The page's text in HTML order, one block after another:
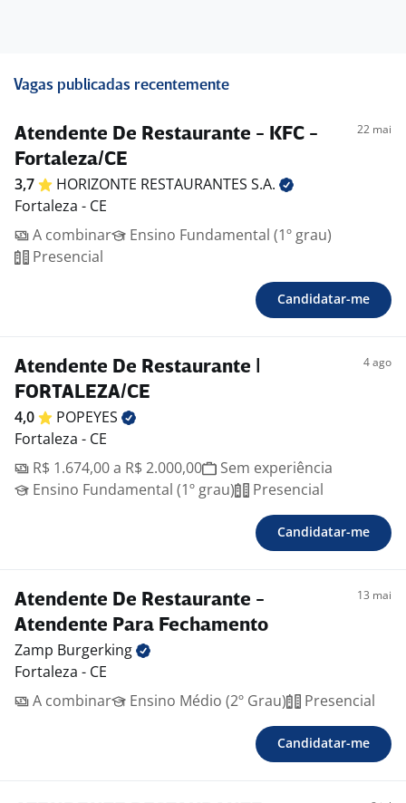
Vagas publicadas recentemente
Atendente De Restaurante - KFC -
Fortaleza/CE
22 mai
3,7 HORIZONTE RESTAURANTES S.A.
Fortaleza - CE
A combinar
Ensino Fundamental (1º grau)
Presencial
Candidatar-me
Atendente De Restaurante |
FORTALEZA/CE
4 ago
4,0
POPEYES
Fortaleza - CE
R$ 1.674,00 a R$ 2.000,00
Sem experiência
Ensino Fundamental (1º grau)
Presencial
Candidatar-me
Atendente De Restaurante -
Atendente Para Fechamento
13 mai
Zamp Burgerking
Fortaleza - CE
A combinar
Ensino Médio (2º Grau) Presencial
Candidatar-me